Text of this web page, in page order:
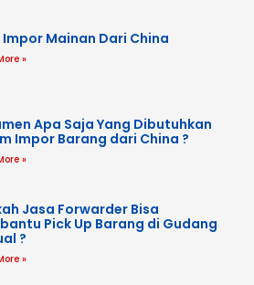
Mainan Dari China
»
Apa Saja Yang Dibutuhkan
Impor Barang dari China ?
»
Jasa Forwarder Bisa
Pick Up Barang di Gudang
?
»